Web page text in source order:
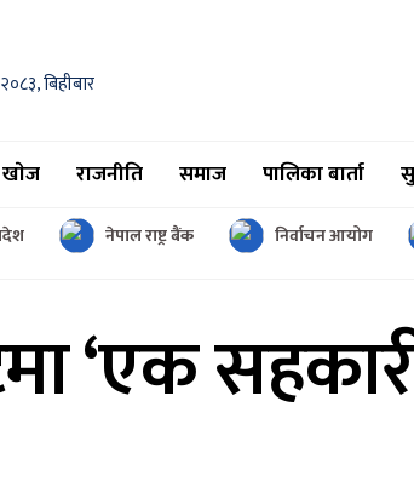
बिहीबार
खाेज राजनीति समाज पालिका बार्ता
नेपाल राष्ट्र बैंक निर्वाचन आयोग
‘एक